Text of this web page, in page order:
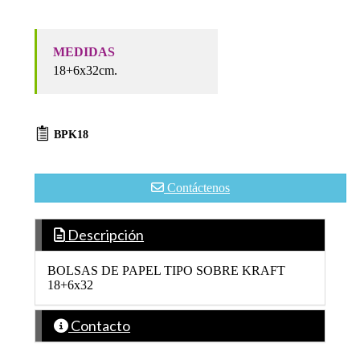
MEDIDAS
18+6x32cm.
BPK18
Contáctenos
Descripción
BOLSAS DE PAPEL TIPO SOBRE KRAFT
18+6x32
Contacto